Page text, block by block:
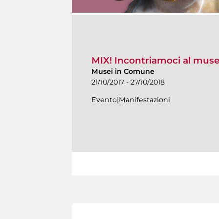
MIX! Incontriamoci al
Musei in Comune
21/10/2017 - 27/10/2018
Evento|Manifestazioni